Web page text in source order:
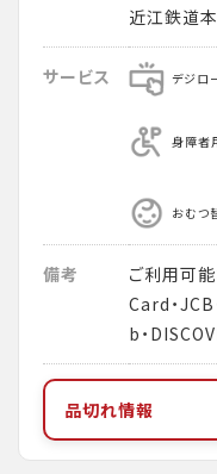
近江鉄道
サービス デジロ
身障者
おむつ
備考
ご利用可
Card・
b・
品切れ情報